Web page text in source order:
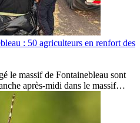
: 50 agriculteurs en renfort des
le massif de Fontainebleau sont
après-midi dans le massif…